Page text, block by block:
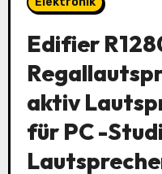
Edifier
aktiv
für PC -